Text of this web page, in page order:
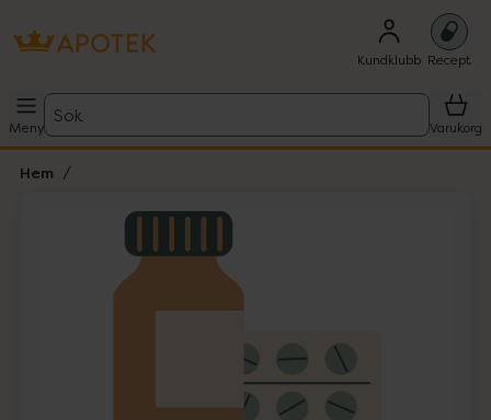
Kundklubb Recept
Meny
Sök
Varukorg
Hem
Lista: . Innehåller 1 objekt.